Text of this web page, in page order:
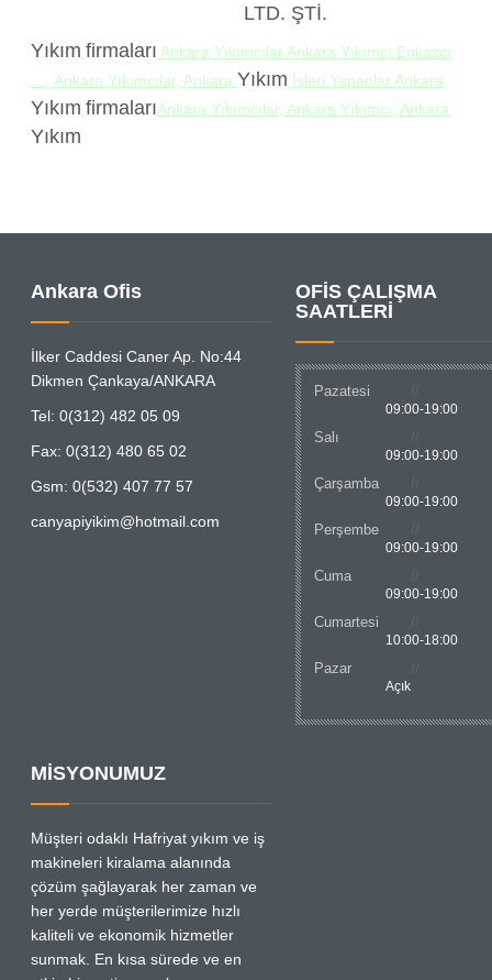
LTD. ŞTİ.
Yıkım firmaları Ankara Yıkımcılar Ankara Yıkımcı Enkazcı
…, Ankara Yıkımcılar, Ankara Yıkım İşleri Yapanlar Ankara
Yıkım firmalarıAnkara Yıkımcılar, Ankara Yıkımcı, Ankara
Yıkım
Ankara Ofis
İlker Caddesi Caner Ap. No:44
Dikmen Çankaya/ANKARA
Tel: 0(312) 482 05 09
Fax: 0(312) 480 65 02
Gsm: 0(532) 407 77 57
canyapiyikim@hotmail.com
OFİS ÇALIŞMA
SAATLERİ
Pazatesi
09:00-19:00
Salı
09:00-19:00
Çarşamba
09:00-19:00
Perşembe
09:00-19:00
Cuma
09:00-19:00
Cumartesi
10:00-18:00
Pazar
Açık
MİSYONUMUZ
Müşteri odaklı Hafriyat yıkım ve iş
makineleri kiralama alanında
çözüm şağlayarak her zaman ve
her yerde müşterilerimize hızlı
kaliteli ve ekonomik hizmetler
sunmak. En kısa sürede ve en